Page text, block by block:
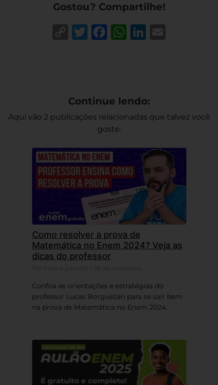
Gostou? Compartilhe!
CopyTwitter
Facebook
WhatsApp
LinkedIn
Continue lendo:
Aqui vão 2 publicações relacionadas que talvez você
goste:
Como resolver a prova de
Matemática no Enem 2024? Veja as
dicas do professor
Confira as orientações e estratégias do
professor Lucas Borguezan para se sair bem
na prova de Matemática no Enem 2024.